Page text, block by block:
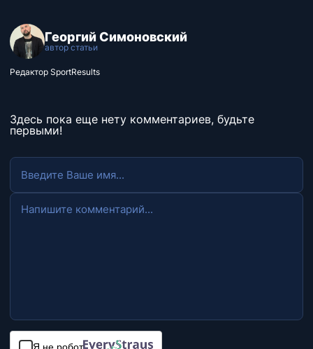
Георгий Симоновский
автор статьи
Редактор SportResults
Здесь пока еще нету комментариев, будьте
первыми!